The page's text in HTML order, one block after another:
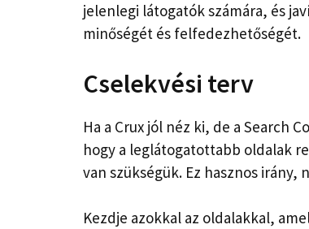
jelenlegi látogatók számára, és
minőségét és felfedezhetőségét.
Cselekvési terv
Ha a Crux jól néz ki, de a Search
hogy a leglátogatottabb oldalak
van szükségük. Ez hasznos irány,
Kezdje azokkal az oldalakkal,